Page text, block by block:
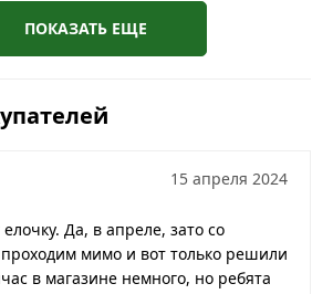
ПОКАЗАТЬ ЕЩЕ
15 апреля 2024
Да, в апреле, зато со
проходим мимо и вот только решили
в магазине немного, но ребята